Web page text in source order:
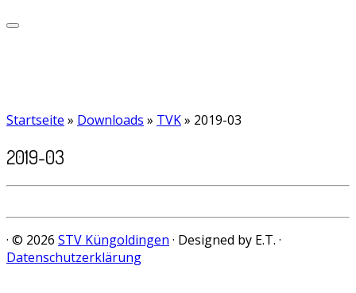
Startseite » Downloads » TVK» 2019-03
2019-03
· © 2026 STV Küngoldingen · Designed by E.T. ·
Datenschutzerklärung